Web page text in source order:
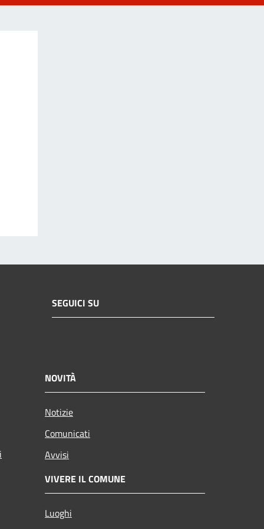
SEGUICI SU
NOVITÀ
Notizie
Comunicati
Avvisi
VIVERE IL COMUNE
Luoghi